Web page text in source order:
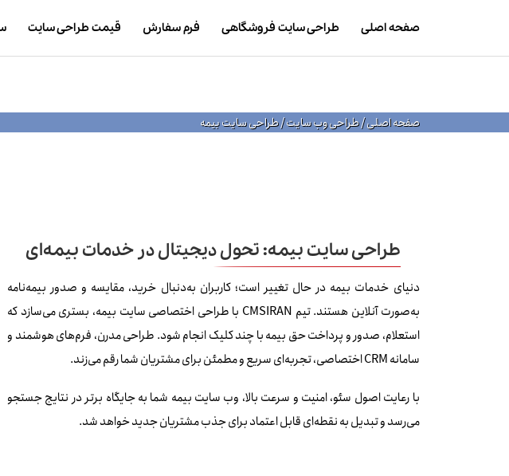
صفحه اصلی طراحی سایت فروشگاهی فرم سفارش قیمت طراحی سایت
صفحه اصلی/طراحی وب سایت/طراحی سایت بیمه
طراحی سایت بیمه: تحول دیجیتال در خدمات بیمه‌ای
دنیای خدمات بیمه در حال تغییر است؛ کاربران به‌دنبال خرید، مقایسه و صدور بیمه‌نامه
به‌صورت آنلاین هستند. تیم CMSIRAN با طراحی اختصاصی سایت بیمه، بستری می‌سازد که
استعلام، صدور و پرداخت حق بیمه با چند کلیک انجام شود. طراحی مدرن، فرم‌های هوشمند و
سامانه CRM اختصاصی، تجربه‌ای سریع و مطمئن برای مشتریان شما رقم می‌زند.
با رعایت اصول سئو، امنیت و سرعت بالا، وب سایت بیمه شما به جایگاه برتر در نتایج جستجو
می‌رسد و تبدیل به نقطه‌ای قابل اعتماد برای جذب مشتریان جدید خواهد شد.